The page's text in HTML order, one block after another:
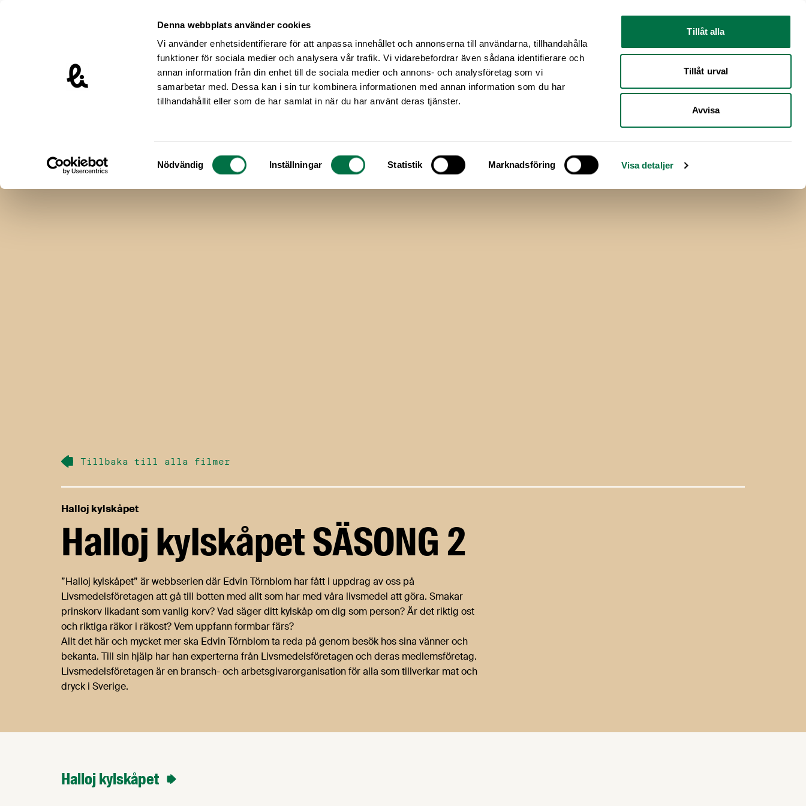
Denna webbplats använder cookies
Vi använder enhetsidentifierare för att anpassa innehållet och annonserna till användarna, tillhandahålla
funktioner för sociala medier och analysera vår trafik. Vi vidarebefordrar även sådana identifierare och
annan information från din enhet till de sociala medier och annons- och analysföretag som vi
samarbetar med. Dessa kan i sin tur kombinera informationen med annan information som du har
tillhandahållit eller som de har samlat in när du har använt deras tjänster.
Samtyckesval
Nödvändig Inställningar Statistik Marknadsföring Visa detaljer
Tillåt alla
Tillåt urval
Avvisa
Livsmedelsföretagen – till startsidan
Den här videon kräver marknadsföringscookies.Ändra cookie-inställningarellerse videon på YouTube.
Tillbaka till alla filmer
Halloj kylskåpet
Halloj kylskåpet SÄSONG 2
”Halloj kylskåpet” är webbserien där Edvin Törnblom har fått i uppdrag av oss på
Livsmedelsföretagen att gå till botten med allt som har med våra livsmedel att göra. Smakar
prinskorv likadant som vanlig korv? Vad säger ditt kylskåp om dig som person? Är det riktig ost
och riktiga räkor i räkost? Vem uppfann formbar färs?
Allt det här och mycket mer ska Edvin Törnblom ta reda på genom besök hos sina vänner och
bekanta. Till sin hjälp har han experterna från Livsmedelsföretagen och deras medlemsföretag.
Livsmedelsföretagen är en bransch- och arbetsgivarorganisation för alla som tillverkar mat och
dryck i Sverige.
Halloj kylskåpet